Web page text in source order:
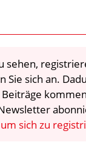
VIDEOS
BIBLIOTHEK
KRAN & BÜHNE
sehen,
Sie sich an.
Beiträge
sich zu